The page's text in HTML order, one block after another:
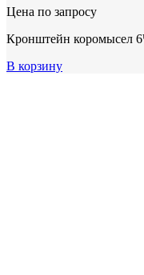
Цена по запросу
Кронштейн коромысел
В корзину